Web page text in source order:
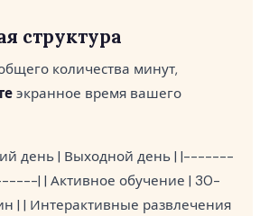
структура
количества минут,
экранное время вашего
день | Выходной день | |-------
| | Активное обучение | 30-
| | Интерактивные развлечения